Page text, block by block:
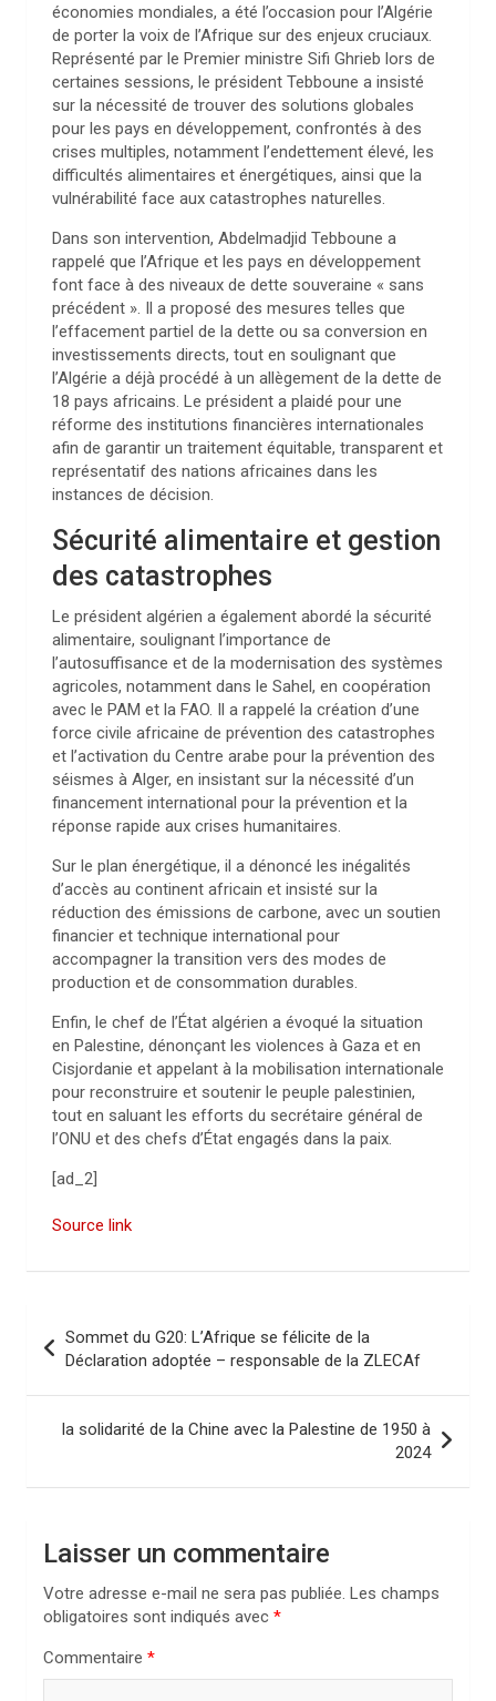
économies mondiales, a été l’occasion pour l’Algérie
de porter la voix de l’Afrique sur des enjeux cruciaux.
Représenté par le Premier ministre Sifi Ghrieb lors de
certaines sessions, le président Tebboune a insisté
sur la nécessité de trouver des solutions globales
pour les pays en développement, confrontés à des
crises multiples, notamment l’endettement élevé, les
difficultés alimentaires et énergétiques, ainsi que la
vulnérabilité face aux catastrophes naturelles.
Dans son intervention, Abdelmadjid Tebboune a
rappelé que l’Afrique et les pays en développement
font face à des niveaux de dette souveraine « sans
précédent ». Il a proposé des mesures telles que
l’effacement partiel de la dette ou sa conversion en
investissements directs, tout en soulignant que
l’Algérie a déjà procédé à un allègement de la dette de
18 pays africains. Le président a plaidé pour une
réforme des institutions financières internationales
afin de garantir un traitement équitable, transparent et
représentatif des nations africaines dans les
instances de décision.
Sécurité alimentaire et gestion
des catastrophes
Le président algérien a également abordé la sécurité
alimentaire, soulignant l’importance de
l’autosuffisance et de la modernisation des systèmes
agricoles, notamment dans le Sahel, en coopération
avec le PAM et la FAO. Il a rappelé la création d’une
force civile africaine de prévention des catastrophes
et l’activation du Centre arabe pour la prévention des
séismes à Alger, en insistant sur la nécessité d’un
financement international pour la prévention et la
réponse rapide aux crises humanitaires.
Sur le plan énergétique, il a dénoncé les inégalités
d’accès au continent africain et insisté sur la
réduction des émissions de carbone, avec un soutien
financier et technique international pour
accompagner la transition vers des modes de
production et de consommation durables.
Enfin, le chef de l’État algérien a évoqué la situation
en Palestine, dénonçant les violences à Gaza et en
Cisjordanie et appelant à la mobilisation internationale
pour reconstruire et soutenir le peuple palestinien,
tout en saluant les efforts du secrétaire général de
l’ONU et des chefs d’État engagés dans la paix.
[ad_2]
Source link
v
a
Sommet du G20: L’Afrique se félicite de la
Déclaration adoptée – responsable de la ZLECAf
la solidarité de la Chine avec la Palestine de 1950 à
2024
Laisser un commentaire
Votre adresse e-mail ne sera pas publiée. Les champs
obligatoires sont indiqués avec *
Commentaire *